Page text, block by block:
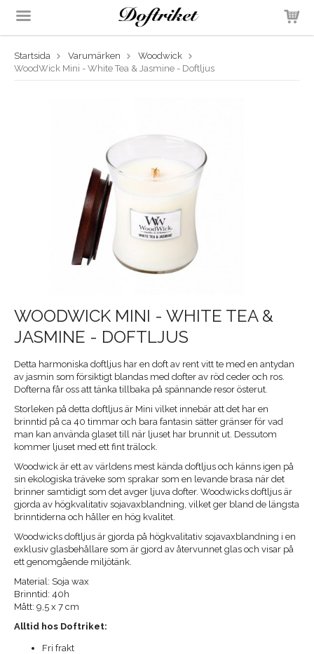
Produkten har blivit tillagd i varukorgen
Startsida Varumärken
Woodwick
WoodWick Mini - White Tea & Jasmine - Doftljus
WOODWICK MINI - WHITE TEA &
JASMINE - DOFTLJUS
Detta harmoniska doftljus har en doft av rent vitt te med en antydan
av jasmin som försiktigt blandas med dofter av röd ceder och ros.
Dofterna får oss att tänka tillbaka på spännande resor österut.
Storleken på detta doftljus är Mini vilket innebär att det har en
brinntid på ca 40 timmar och bara fantasin sätter gränser för vad
man kan använda glaset till när ljuset har brunnit ut. Dessutom
kommer ljuset med ett fint trälock.
Woodwick är ett av världens mest kända doftljus och känns igen på
sin ekologiska träveke som sprakar som en levande brasa när det
brinner samtidigt som det avger ljuva dofter. Woodwicks doftljus är
gjorda av högkvalitativ sojavaxblandning, vilket ger bland de längsta
brinntiderna och håller en hög kvalitet.
Woodwicks doftljus är gjorda på högkvalitativ sojavaxblandning i en
exklusiv glasbehållare som är gjord av återvunnet glas och visar på
ett genomgående miljötänk.
Material: Soja wax
Brinntid: 40h
Mått: 9,5 x 7 cm
Alltid hos Doftriket:
Fri frakt